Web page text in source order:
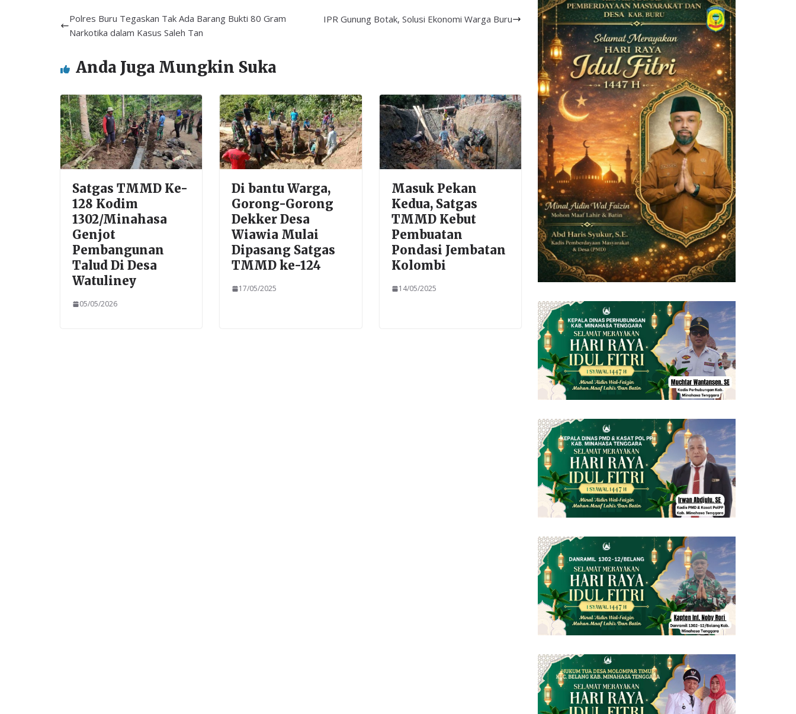
o
k
p
p
Polres Buru Tegaskan Tak Ada Barang Bukti 80 Gram
Narkotika dalam Kasus Saleh Tan
IPR Gunung Botak, Solusi Ekonomi Warga Buru
Anda Juga Mungkin Suka
Satgas TMMD Ke-
128 Kodim
1302/Minahasa
Genjot
Pembangunan
Talud Di Desa
Watuliney
05/05/2026
Di bantu Warga,
Gorong-Gorong
Dekker Desa
Wiawia Mulai
Dipasang Satgas
TMMD ke-124
17/05/2025
Masuk Pekan
Kedua, Satgas
TMMD Kebut
Pembuatan
Pondasi Jembatan
Kolombi
14/05/2025